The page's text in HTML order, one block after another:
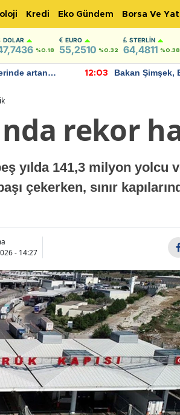
Kredi Eko Gündem Borsa Ve
DOLAR
%0.18
EURO
55,2510 %0.32
STERLIN
64,4811 %0.38
artan
12:03
Bakan Şimşek,
rekor
yılda 141,3 milyon
çekerken, sınır
- 14:27